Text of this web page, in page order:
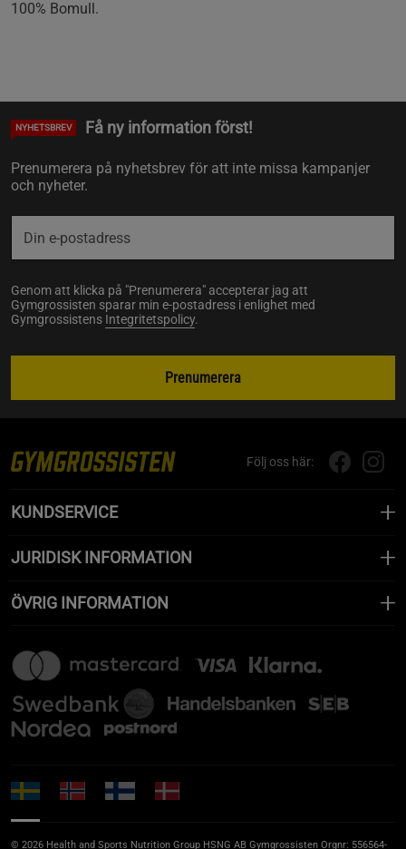
100% Bomull.
NYHETSBREV Få ny information först!
Prenumerera på nyhetsbrev för att inte missa kampanjer
och nyheter.
Genom att klicka på "Prenumerera" accepterar jag att
Gymgrossisten sparar min e-postadress i enlighet med
Gymgrossistens Integritetspolicy.
Prenumerera
Följ oss här:
KUNDSERVICE
JURIDISK INFORMATION
ÖVRIG INFORMATION
© 2026 Health and Sports Nutrition Group HSNG AB Gymgrossisten Orgnr: 556564-